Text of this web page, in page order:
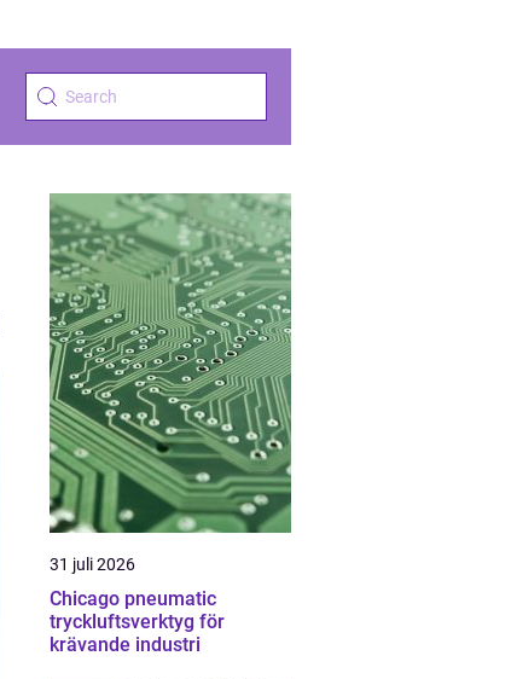
31 juli 2026
Chicago pneumatic
tryckluftsverktyg för
krävande industri